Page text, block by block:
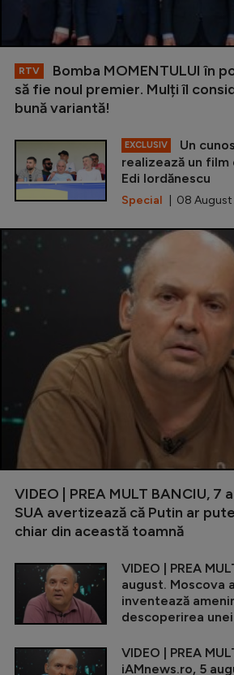
RTV
Bomba MOMENTULUI în
să fie noul premier. Mulți îl
bună variantă!
EXCLUSIV
Un
realizează un film
Edi Iordănescu
Special | 08 August
VIDEO | PREA MULT BANCIU, 7
SUA avertizează că Putin ar
chiar din această toamnă
VIDEO | PREA
august. Moscova
inventează
descoperirea
VIDEO | PREA
iAMnews.ro, 5